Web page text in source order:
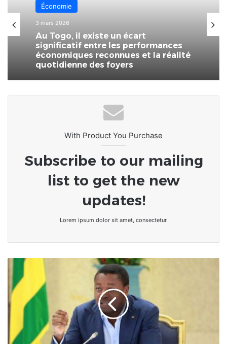
Économie
3 mars 2026
Au Togo, il existe un écart
significatif entre les performances
économiques reconnues et la réalité
quotidienne des foyers
With Product You Purchase
Subscribe to our mailing
list to get the new
updates!
Lorem ipsum dolor sit amet, consectetur.
TOGO/Déclaration
biens
des
hautes
l’état